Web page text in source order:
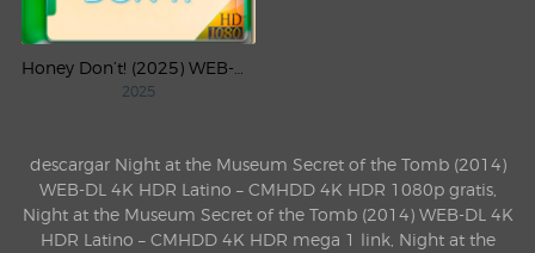
2025
descargar Night at the Museum Secret of the Tomb (2014)
WEB-DL 4K HDR Latino – CMHDD 4K HDR 1080p gratis,
Night at the Museum Secret of the Tomb (2014) WEB-DL 4K
HDR Latino – CMHDD 4K HDR mega 1 link, Night at the